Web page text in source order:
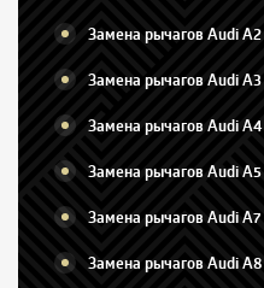
Замена рычагов Audi A2
Замена рычагов Audi A3
Замена рычагов Audi A4
Замена рычагов Audi A5
Замена рычагов Audi A7
Замена рычагов Audi A8